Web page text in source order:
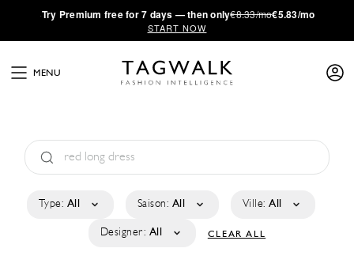
·Try Premium free for 7 days — then only€8.33/mo€5.83/mo
START NOW
MENU
Type: All Saison: All Ville: All
Designer: All CLEAR ALL